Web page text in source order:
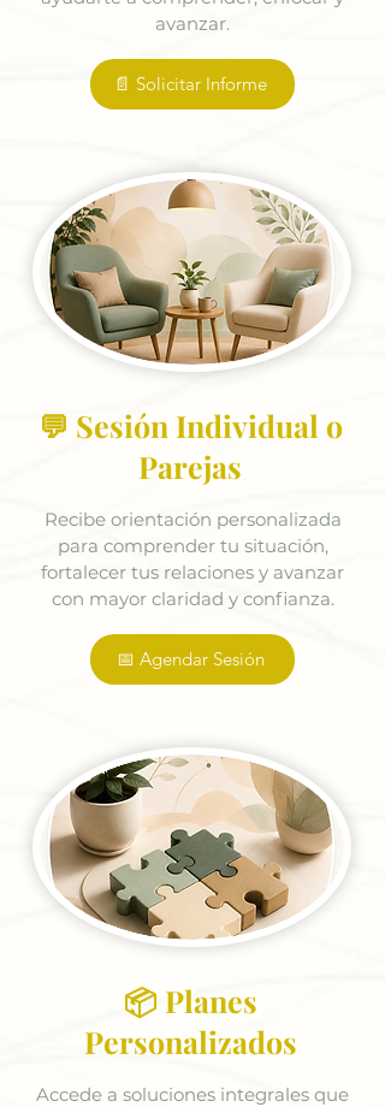
avanzar.
📄 Solicitar Informe
💬 Sesión Individual o
Parejas
Recibe orientación personalizada
para comprender tu situación,
fortalecer tus relaciones y avanzar
con mayor claridad y confianza.
📅 Agendar Sesión
📦 Planes
Personalizados
Accede a soluciones integrales que